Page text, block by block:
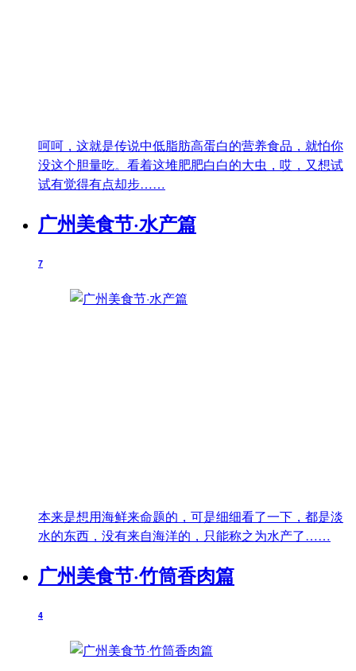
呵呵，这就是传说中低脂肪高蛋白的营养食品，就怕你
没这个胆量吃。看着这堆肥肥白白的大虫，哎，又想试
试有觉得有点却步……
广州美食节·水产篇
7
本来是想用海鲜来命题的，可是细细看了一下，都是淡
水的东西，没有来自海洋的，只能称之为水产了……
广州美食节·竹筒香肉篇
4